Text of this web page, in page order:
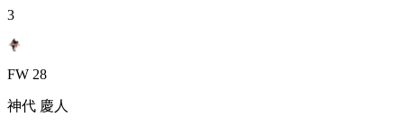
3
FW 28
神代 慶人